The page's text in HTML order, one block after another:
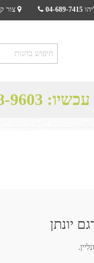
04-689-7415 צור
9603
יונתן